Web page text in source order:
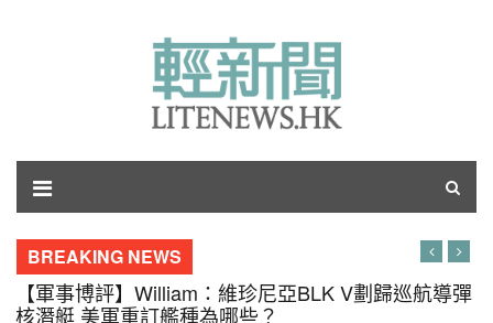
BREAKING NEWS
【軍事博評】呂琪：飛舞的銀杏葉何時落地？